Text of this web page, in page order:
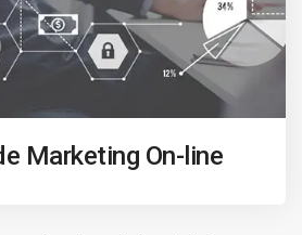
Marketing On-line